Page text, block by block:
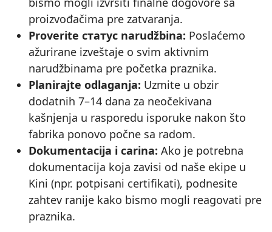
proizvođačima pre zatvaranja.
Proverite статус narudžbina: Poslaćemo
ažurirane izveštaje o svim aktivnim
narudžbinama pre početka praznika.
Planirajte odlaganja: Uzmite u obzir
dodatnih 7–14 dana za neočekivana
kašnjenja u rasporedu isporuke nakon što
fabrika ponovo počne sa radom.
Dokumentacija i carina: Ako je potrebna
dokumentacija koja zavisi od naše ekipe u
Kini (npr. potpisani certifikati), podnesite
zahtev ranije kako bismo mogli reagovati pre
praznika.